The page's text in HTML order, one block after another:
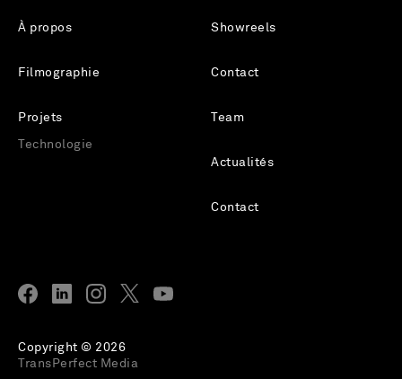
À propos
Filmographie
Projets
Technologie
Showreels
Contact
Team
Actualités
Contact
Copyright © 2026
TransPerfect Media